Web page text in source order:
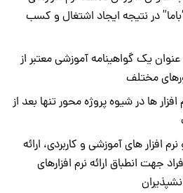
در نتیجه ایجاد اشتغال و کسب
عنوان یک گواهینامه آموزشیمعتبر از
مختلف
افزار ها در شیوه پروژه محور تنها بعد از
نرم افزار های آموزشی و کاربردی، ارائه
جهت انطباق ارائه نرم افزارهای